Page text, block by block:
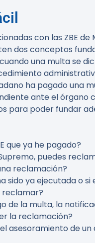
con las ZBE
dos conceptos
una multa se
ha pagado una
ante el órgano
para poder fundar
que ya he pagado?
puedes
reclamación?
sido ya ejecutada o
reclamar?
de la multa, la
la reclamación?
asesoramiento de